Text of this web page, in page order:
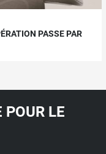
PASSE PAR
LE